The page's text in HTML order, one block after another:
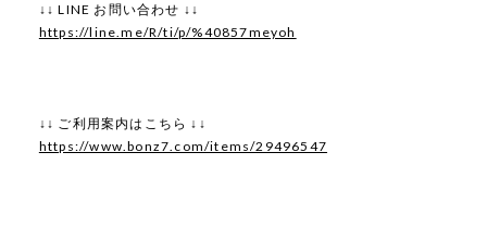
↓↓ LINE お問い合わせ ↓↓
https://line.me/R/ti/p/%40857meyoh
↓↓ ご利用案内はこちら ↓↓
https://www.bonz7.com/items/29496547